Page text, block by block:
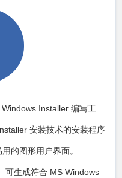
Installer 编写工
安装技术的安装程序
的图形用户界面。
可生成符合 MS Windows